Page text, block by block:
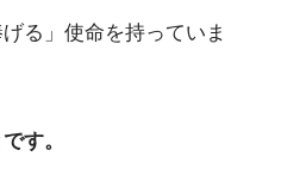
る」使命を持っていま
す。